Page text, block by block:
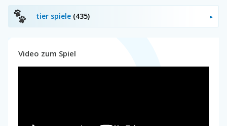
tier spiele (435)
Video zum Spiel